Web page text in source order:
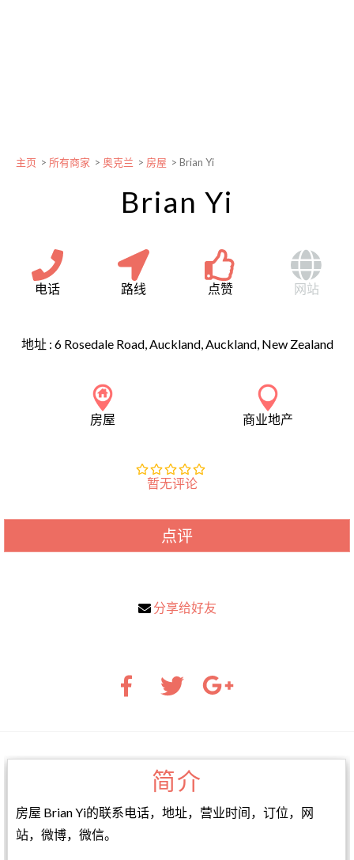
主页 > 所有商家 > 奥克兰 > 房屋 > Brian Yi
Brian Yi
电话 路线 点赞 网站
地址 : 6 Rosedale Road, Auckland, Auckland, New Zealand
房屋 商业地产
暂无评论
点评
分享给好友
简介
房屋 Brian Yi的联系电话，地址，营业时间，订位，网
站，微博，微信。